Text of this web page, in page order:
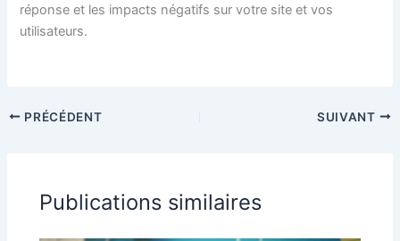
réponse et les impacts négatifs sur votre site et vos
utilisateurs.
PRÉCÉDENT SUIVANT
Publications similaires